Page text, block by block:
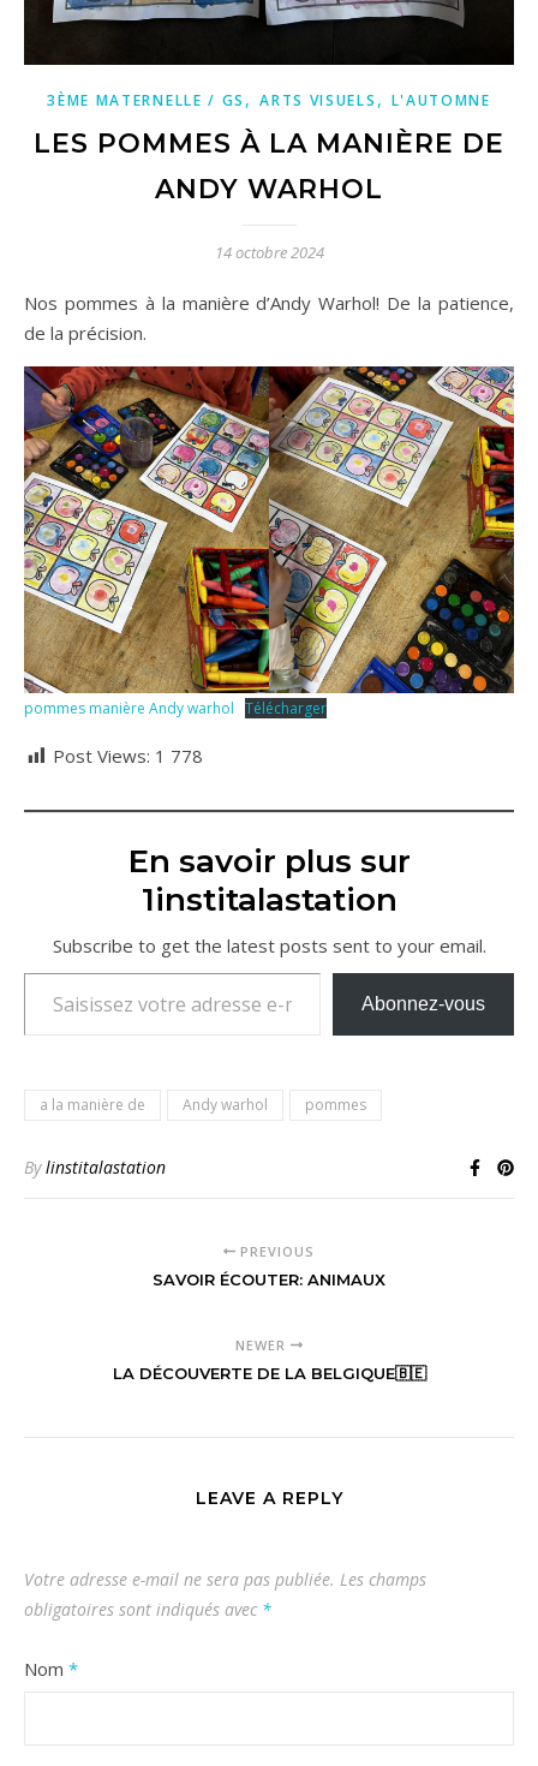
3ÈME MATERNELLE / GS ,ARTS VISUELS , L'AUTOMNE
LES POMMES À LA MANIÈRE DE
ANDY WARHOL
14 octobre 2024
Nos pommes à la manière d’Andy Warhol! De la patience,
de la précision.
pommes manière Andy warhol Télécharger
Post Views: 1 778
En savoir plus sur
1institalastation
Subscribe to get the latest posts sent to your email.
Saisissez votre adresse e-mail…
Abonnez-vous
a la manière de Andy warhol pommes
Bylinstitalastation
PREVIOUS
SAVOIR ÉCOUTER: ANIMAUX
NEWER
LA DÉCOUVERTE DE LA BELGIQUE🇧🇪
LEAVE A REPLY
Votre adresse e-mail ne sera pas publiée. Les champs
obligatoires sont indiqués avec *
Nom *